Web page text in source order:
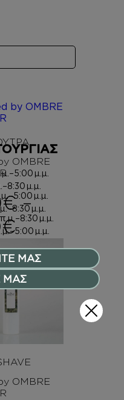
OMBRE
€ –
€Price
OMBRE
μ.μ.
μ.μ.
μ.μ.
μ.μ.
μ.μ.
μ.μ.
ΜΑΣ
ΜΑΣ